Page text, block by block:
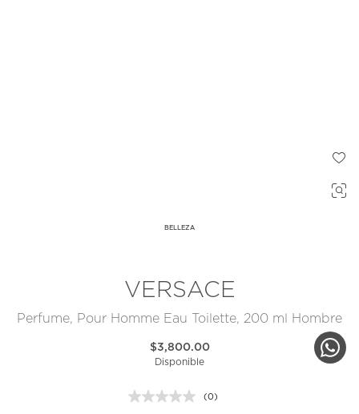
BELLEZA
VERSACE
Perfume, Pour Homme Eau Toilette, 200 ml Hombre
$3,800.00
Disponible
Sin
(0)